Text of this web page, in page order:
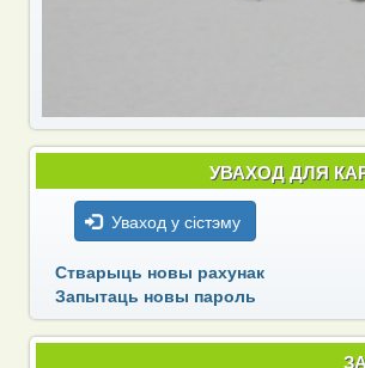
УВАХОД ДЛЯ
Уваход у сістэму
Стварыць новы рахунак
Запытаць новы пароль